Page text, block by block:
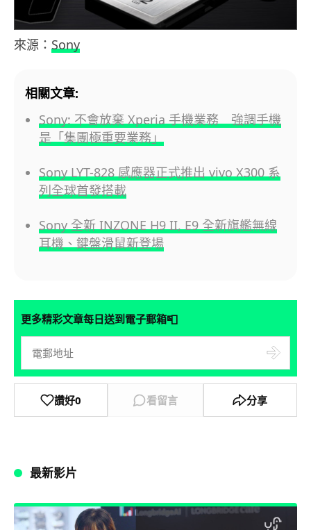
來源： Sony
相關文章:
Sony: 不會放棄 Xperia 手機業務 強調手機
是「集團極重要業務」
Sony LYT-828 感應器正式推出 vivo X300 系
列全球首發搭載
Sony 全新 INZONE H9 II, E9 全新旗艦無線
耳機、鍵盤滑鼠新登場
更多精彩文章每日送到電子郵箱📮
讚好0 看留言 分享
最新影片